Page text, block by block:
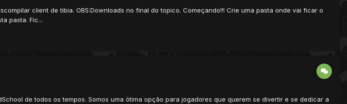
client de tibia. OBS:Downloads no final do topico. Começando!!! Crie uma pasta onde vai ficar o
pasta. Fic...
de todos os tempos. Somos uma ótima opção para jogadores que querem se divertir e se dedicar a